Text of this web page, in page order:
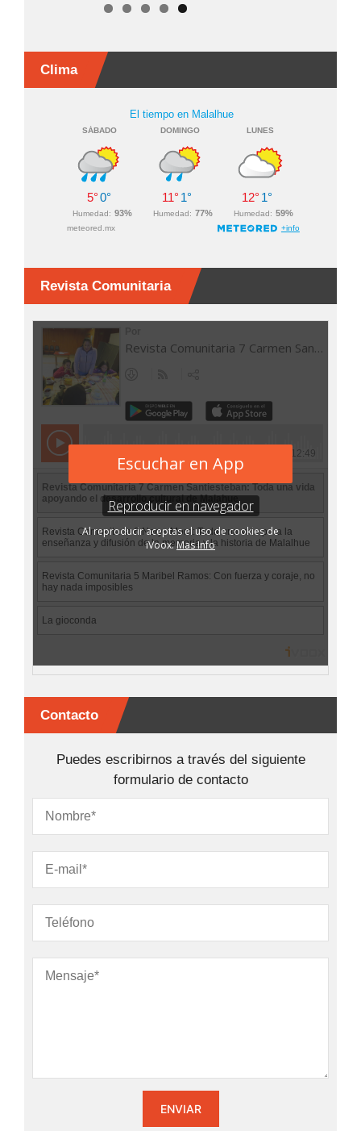
Clima
Revista Comunitaria
Contacto
Puedes escribirnos a través del siguiente
formulario de contacto